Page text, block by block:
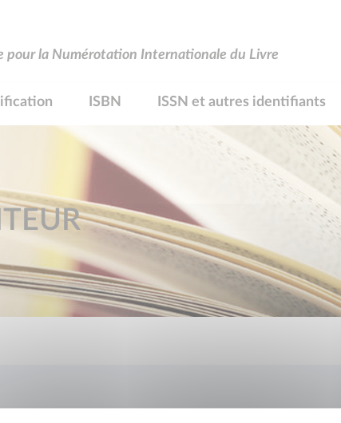
pour la Numérotation Internationale du Livre
ISBN ISSN et autres identifiants